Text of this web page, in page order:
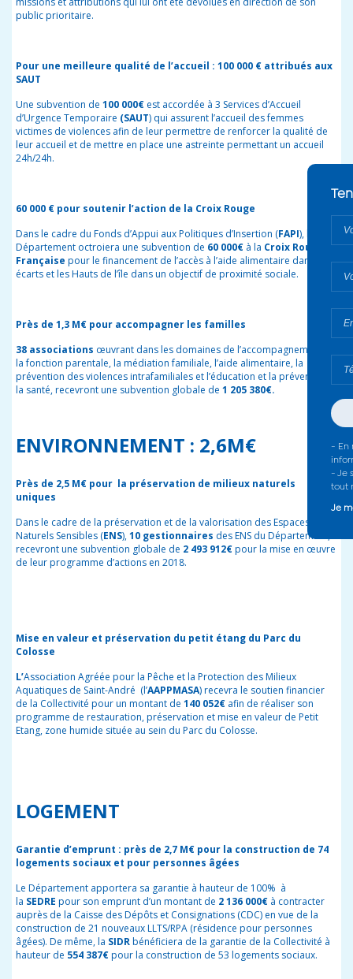
public prioritaire.
Pour une meilleure qualité de l’accueil : 100 000 € attribués aux
SAUT
Une subvention de 100 000€ est accordée à 3 Services d’Accueil
d’Urgence Temporaire (SAUT) qui assurent l’accueil des femmes
victimes de violences afin de leur permettre de renforcer la qualité de
leur accueil et de mettre en place une astreinte permettant un accueil
24h/24h.
60 000 € pour soutenir l’action de la Croix Rouge
Dans le cadre du Fonds d’Appui aux Politiques d’Insertion (FAPI), le
Département octroiera une subvention de 60 000€ à la Croix Rouge
Française pour le financement de l’accès à l’aide alimentaire dans les
écarts et les Hauts de l’île dans un objectif de proximité sociale.
Près de 1,3 M€ pour accompagner les familles
38 associations œuvrant dans les domaines de l’accompagnement à
la fonction parentale, la médiation familiale, l’aide alimentaire, la
prévention des violences intrafamiliales et l’éducation et la prévention à
la santé, recevront une subvention globale de 1 205 380€.
ENVIRONNEMENT : 2,6M€
Près de 2,5 M€ pour la préservation de milieux naturels
uniques
Dans le cadre de la préservation et de la valorisation des Espaces
Naturels Sensibles (ENS),10 gestionnaires des ENS du Département,
recevront une subvention globale de 2 493 912€pour la mise en œuvre
de leur programme d’actions en 2018.
Mise en valeur et préservation du petit étang du Parc du
Colosse
L’Association Agréée pour la Pêche et la Protection des Milieux
Aquatiques de Saint-André (l’AAPPMASA) recevra le soutien financier
de la Collectivité pour un montant de 140 052€ afin de réaliser son
programme de restauration, préservation et mise en valeur de Petit
Etang, zone humide située au sein du Parc du Colosse.
LOGEMENT
Garantie d’emprunt : près de 2,7 M€ pour la construction de 74
logements sociaux et pour personnes âgées
Le Département apportera sa garantie à hauteur de 100% à
la SEDRE pour son emprunt d’un montant de 2 136 000€ à contracter
auprès de la Caisse des Dépôts et Consignations (CDC) en vue de la
construction de 21 nouveaux LLTS/RPA (résidence pour personnes
âgées). De même, la SIDRbénéficiera de la garantie de la Collectivité à
hauteur de 554 387€pour la construction de 53 logements sociaux.